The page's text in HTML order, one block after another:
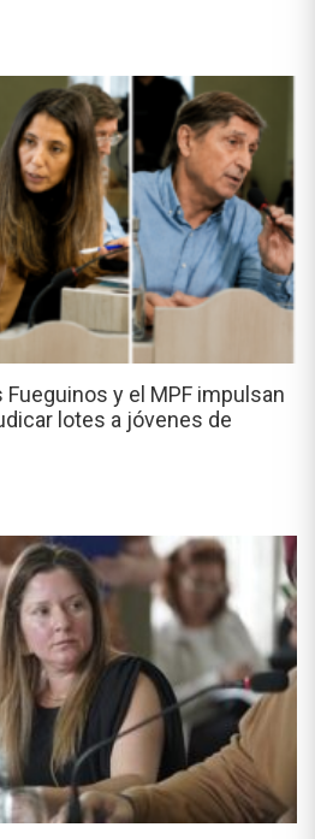
Fueguinos y el MPF impulsan
lotes a jóvenes de